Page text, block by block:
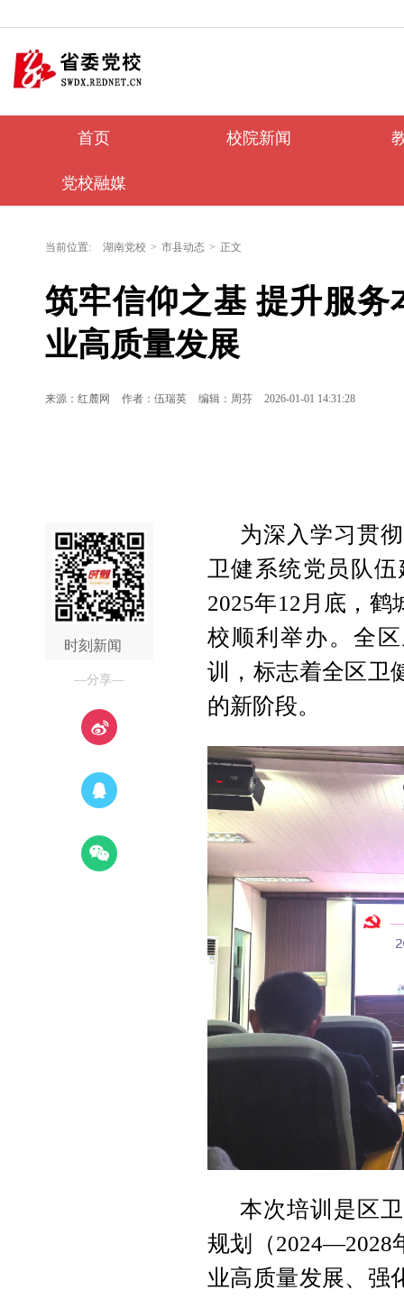
首页 校院新闻
党校融媒
当前位置: 湖南党校 > 市县动态 > 正文
筑牢信仰之基 提升服
业高质量发展
来源：红麓网 作者：伍瑞英 编辑：周芬 2026-01-01 14:31:28
时刻新闻
—分享—
为深入学习贯
卫健系统党员队
2025年12月底，
校顺利举办。全
训，标志着全区卫
的新阶段。
本次培训是区
规划（2024—2028
业高质量发展、强